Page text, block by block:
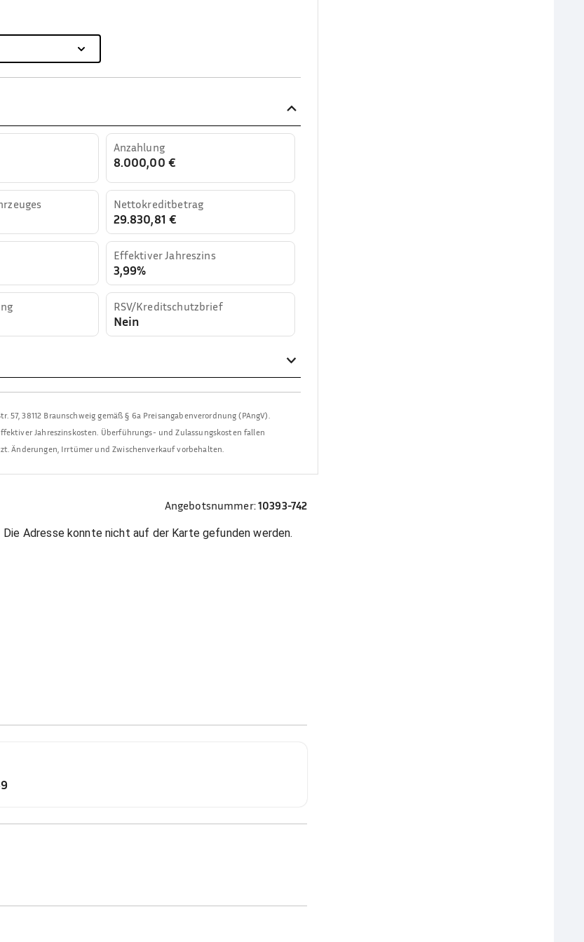
Anzahlung
8.000,00 €
Nettokreditbetrag
29.830,81 €
Effektiver Jahreszins
3,99%
RSV/Kreditschutzbrief
Nein
57, 38112 Braunschweig gemäß § 6a Preisangabenverordnung (PAngV).
Jahreszinskosten. Überführungs- und Zulassungskosten fallen
Änderungen, Irrtümer und Zwischenverkauf vorbehalten.
Angebotsnummer:10393-742
Die Adresse konnte nicht auf der Karte gefunden werden.